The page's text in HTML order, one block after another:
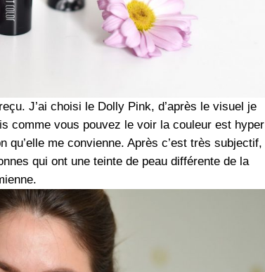
J’ai choisi le Dolly Pink, d’après le visuel je
comme vous pouvez le voir la couleur est hyper
qu’elle me convienne. Après c’est très subjectif,
qui ont une teinte de peau différente de la